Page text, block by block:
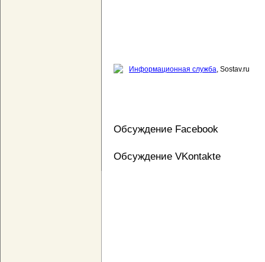
Информационная служба, Sostav.ru
Обсуждение Facebook
Обсуждение VKontakte